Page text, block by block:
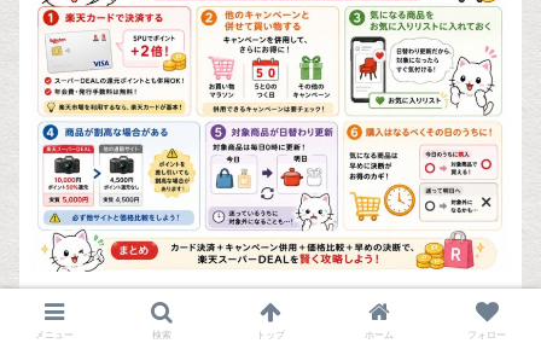
メニュー 検索 トップ ホーム フォロー